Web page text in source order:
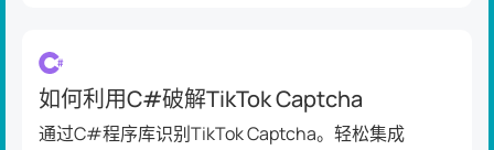
如何利用C#破解TikTok Captcha
通过C#程序库识别TikTok Captcha。轻松集成